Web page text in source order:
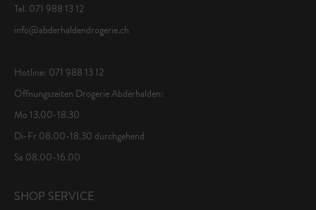
Tel. 071 988 13 12
info@abderhaldendrogerie.ch
Hotline: 071 988 13 12
Öffnungszeiten Drogerie Abderhalden:
Mo 13.00-18.30
Di-Fr 08.00-18.30 durchgehend
Sa 08.00-16.00
SHOP SERVICE